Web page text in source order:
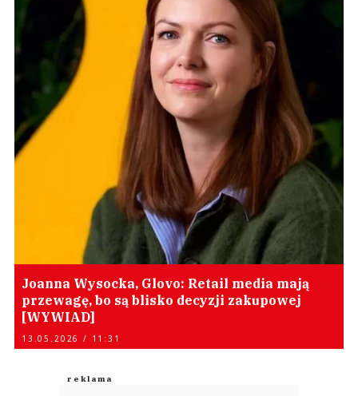
Joanna Wysocka, Glovo: Retail media mają
przewagę, bo są blisko decyzji zakupowej
[WYWIAD]
13.05.2026 / 11:31